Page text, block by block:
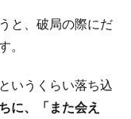
と、破局の際にだ
。
いうくらい落ち込
に、「また会え